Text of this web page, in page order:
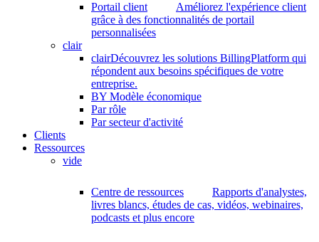
Portail client
Améliorez l'expérience client
grâce à des fonctionnalités de portail
personnalisées
clair
clairDécouvrez les solutions BillingPlatform qui
répondent aux besoins spécifiques de votre
entreprise.
BY Modèle économique
Par rôle
Par secteur d'activité
Clients
Ressources
vide
Centre de ressources
Rapports d'analystes,
livres blancs, études de cas, vidéos, webinaires,
podcasts et plus encore